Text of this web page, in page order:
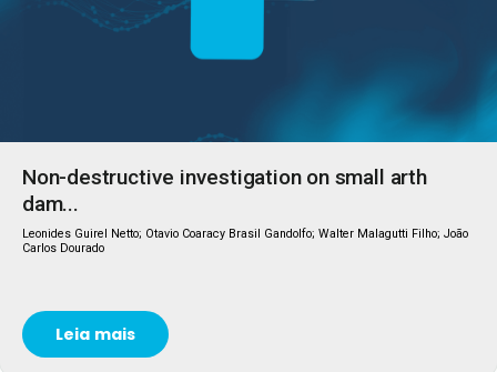
Non-destructive investigation on small arth
dam...
Leonides Guirel Netto; Otavio Coaracy Brasil Gandolfo; Walter Malagutti Filho; João
Carlos Dourado
Leia mais